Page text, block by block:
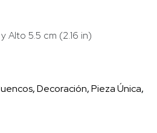
Alto 5.5 cm (2.16 in)
,Decoración,Pieza Única,